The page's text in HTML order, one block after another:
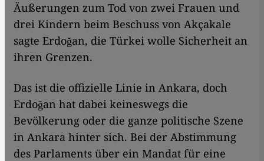
Äußerungen zum Tod von zwei Frauen und
drei Kindern beim Beschuss von Akçakale
sagte Erdoğan, die Türkei wolle Sicherheit an
ihren Grenzen.
Das ist die offizielle Linie in Ankara, doch
Erdoğan hat dabei keineswegs die
Bevölkerung oder die ganze politische Szene
in Ankara hinter sich. Bei der Abstimmung
des Parlaments über ein Mandat für eine